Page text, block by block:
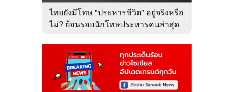
ไทยยังมีโทษ "ประหารชีวิต" อยู่จริงหรือ
ไม่? ย้อนรอยนักโทษประหารคนล่าสุด